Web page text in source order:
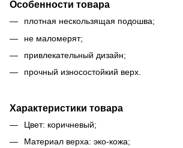
Особенности товара
плотная нескользящая подошва;
не маломерят;
привлекательный дизайн;
прочный износостойкий верх.
Характеристики товара
Цвет: коричневый;
Материал верха: эко-кожа;